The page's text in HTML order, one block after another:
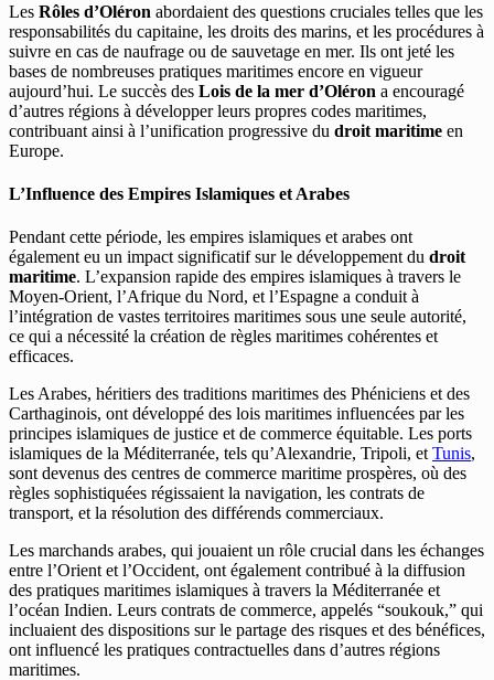
Les Rôles d’Oléron abordaient des questions cruciales telles que les
responsabilités du capitaine, les droits des marins, et les procédures à
suivre en cas de naufrage ou de sauvetage en mer. Ils ont jeté les
bases de nombreuses pratiques maritimes encore en vigueur
aujourd’hui. Le succès des Lois de la mer d’Oléron a encouragé
d’autres régions à développer leurs propres codes maritimes,
contribuant ainsi à l’unification progressive du droit maritime en
Europe.
L’Influence des Empires Islamiques et Arabes
Pendant cette période, les empires islamiques et arabes ont
également eu un impact significatif sur le développement du droit
maritime. L’expansion rapide des empires islamiques à travers le
Moyen-Orient, l’Afrique du Nord, et l’Espagne a conduit à
l’intégration de vastes territoires maritimes sous une seule autorité,
ce qui a nécessité la création de règles maritimes cohérentes et
efficaces.
Les Arabes, héritiers des traditions maritimes des Phéniciens et des
Carthaginois, ont développé des lois maritimes influencées par les
principes islamiques de justice et de commerce équitable. Les ports
islamiques de la Méditerranée, tels qu’Alexandrie, Tripoli, et Tunis,
sont devenus des centres de commerce maritime prospères, où des
règles sophistiquées régissaient la navigation, les contrats de
transport, et la résolution des différends commerciaux.
Les marchands arabes, qui jouaient un rôle crucial dans les échanges
entre l’Orient et l’Occident, ont également contribué à la diffusion
des pratiques maritimes islamiques à travers la Méditerranée et
l’océan Indien. Leurs contrats de commerce, appelés “soukouk,” qui
incluaient des dispositions sur le partage des risques et des bénéfices,
ont influencé les pratiques contractuelles dans d’autres régions
maritimes.